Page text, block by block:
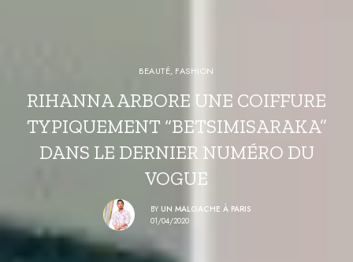
BEAUTÉ, FASHION
RIHANNA ARBORE UNE COIFFURE
TYPIQUEMENT “BETSIMISARAKA”
DANS LE DERNIER NUMÉRO DU
VOGUE
BY UN MALGACHE À PARIS
01/04/2020